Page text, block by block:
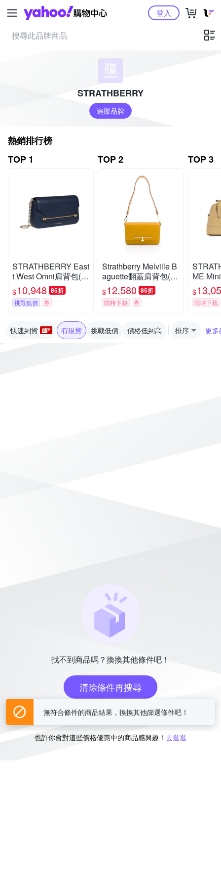
Yahoo購物中心登入
STRATHBERRY
追蹤品牌
熱銷排行榜
TOP 1
STRATHBERRY East
t West Omni肩背包(海
軍藍)
$10,948 85折
挑戰低價 券
TOP 2
Strathberry Melville B
aguette翻蓋肩背包(芥
末黃)
$12,580 85折
限時下殺 券
TOP 3
ME
夕陽黃
$
限時下殺
快速到貨 有現貨 挑戰低價 價格低到高 排序 更多
找不到商品嗎？換換其他條件吧！
清除條件再搜尋
或
也許你會對這些價格優惠中的商品感興趣！ 去逛逛
無符合條件的商品結果，換換其他篩選條件吧！